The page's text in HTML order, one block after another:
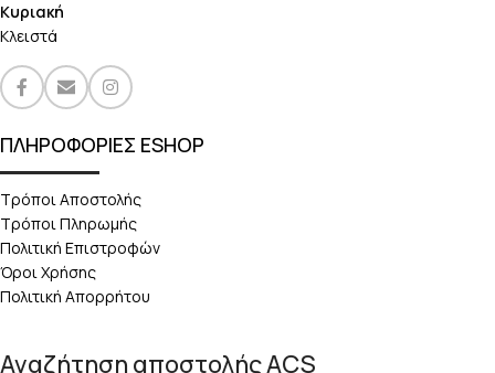
Κυριακή
Κλειστά
ΠΛΗΡΟΦΟΡΙΕΣ ESHOP
Τρόποι Αποστολής
Τρόποι Πληρωμής
Πολιτική Επιστροφών
Όροι Χρήσης
Πολιτική Απορρήτου
Αναζήτηση αποστολής ACS